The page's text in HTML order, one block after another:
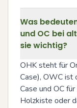
Was
und OC bei
sie wichtig?
OHK steht für
Case), OWC ist
Case und OC
Holzkiste oder